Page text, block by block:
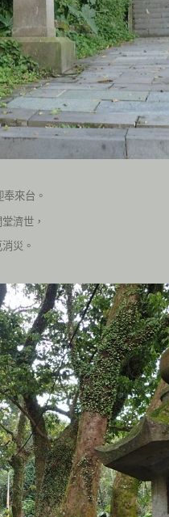
來台。
濟世，
災。